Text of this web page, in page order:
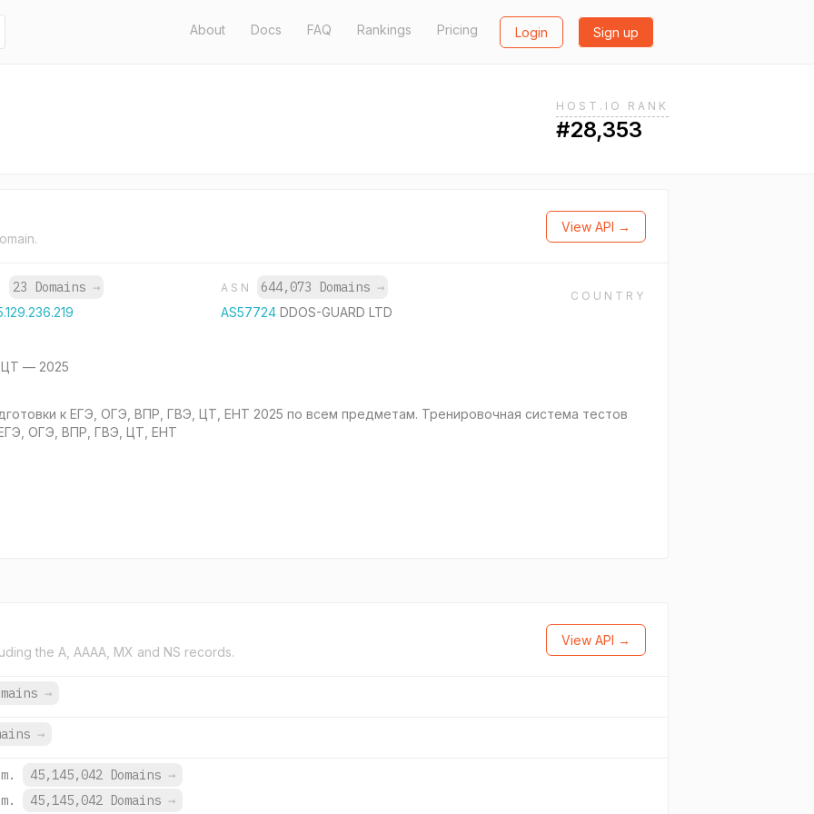
About Docs FAQ Rankings Pricing Login Sign up
HOST.IO RANK
#28,353
View API →
23 Domains → ASN 644,073 Domains →
AS57724 DDOS-GUARD LTD
COUNTRY
— 2025
к ЕГЭ, ОГЭ, ВПР, ГВЭ, ЦТ, ЕНТ 2025 по всем пред­ме­там. Тре­ни­ро­воч­ная си­сте­ма те­стов
ОГЭ, ВПР, ГВЭ, ЦТ, ЕНТ
the A, AAAA, MX and NS records.
View API →
→
→
45,145,042 Domains →
45,145,042 Domains →